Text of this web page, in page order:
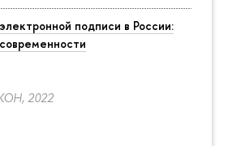
подписи в России:
2022